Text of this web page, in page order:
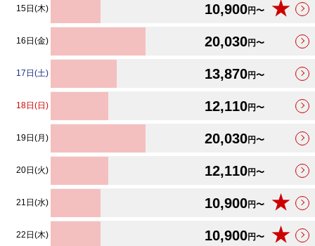
15日(木) 10,900円〜 ★
16日(金) 20,030円〜
17日(土) 13,870円〜
18日(日) 12,110円〜
19日(月) 20,030円〜
20日(火) 12,110円〜
21日(水) 10,900円〜 ★
22日(木) 10,900円〜 ★